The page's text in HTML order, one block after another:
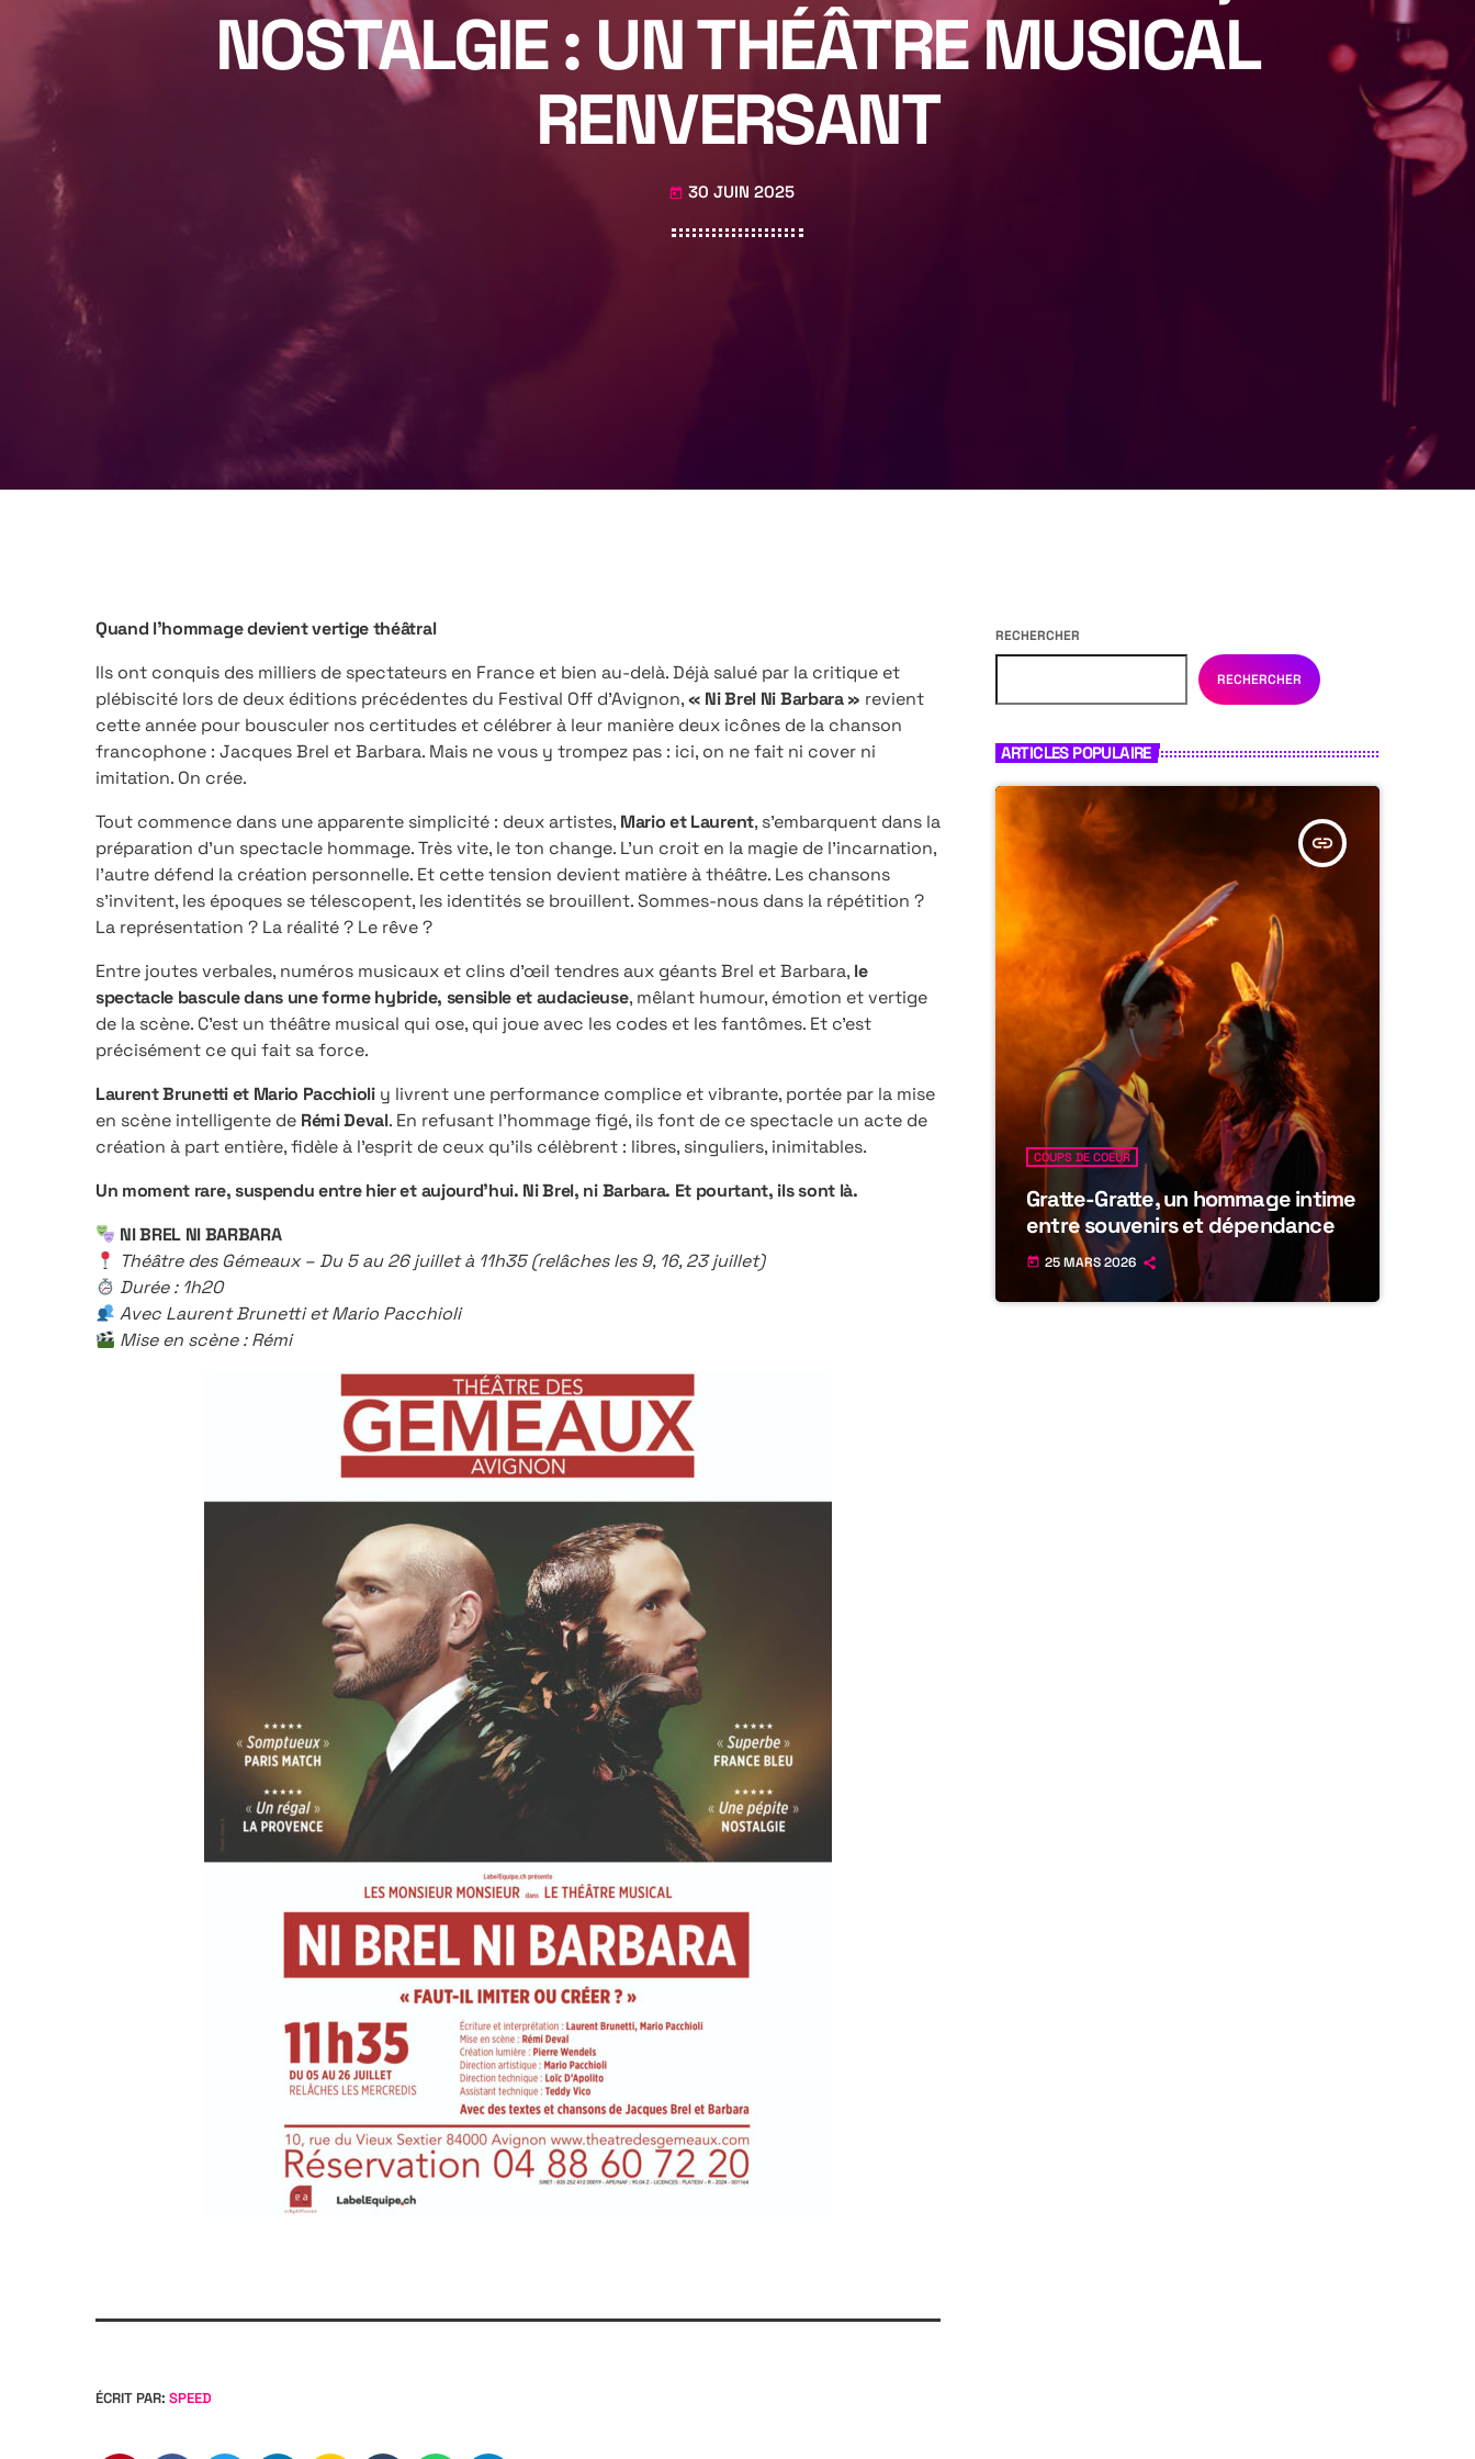
NOSTALGIE : UN THÉÂTRE MUSICAL
RENVERSANT
today 30 JUIN 2025
Quand l’hommage devient vertige théâtral
Ils ont conquis des milliers de spectateurs en France et bien au-delà. Déjà salué par la critique et
plébiscité lors de deux éditions précédentes du Festival Off d’Avignon,« Ni Brel Ni Barbara » revient
cette année pour bousculer nos certitudes et célébrer à leur manière deux icônes de la chanson
francophone : Jacques Brel et Barbara. Mais ne vous y trompez pas : ici, on ne fait ni cover ni
imitation. On crée.
Tout commence dans une apparente simplicité : deux artistes, Mario et Laurent, s’embarquent dans la
préparation d’un spectacle hommage. Très vite, le ton change. L’un croit en la magie de l’incarnation,
l’autre défend la création personnelle. Et cette tension devient matière à théâtre. Les chansons
s’invitent, les époques se télescopent, les identités se brouillent. Sommes-nous dans la répétition ?
La représentation ? La réalité ? Le rêve ?
Entre joutes verbales, numéros musicaux et clins d’œil tendres aux géants Brel et Barbara, le
spectacle bascule dans une forme hybride, sensible et audacieuse, mêlant humour, émotion et vertige
de la scène. C’est un théâtre musical qui ose, qui joue avec les codes et les fantômes. Et c’est
précisément ce qui fait sa force.
Laurent Brunetti et Mario Pacchioliy livrent une performance complice et vibrante, portée par la mise
en scène intelligente de Rémi Deval. En refusant l’hommage figé, ils font de ce spectacle un acte de
création à part entière, fidèle à l’esprit de ceux qu’ils célèbrent : libres, singuliers, inimitables.
Un moment rare, suspendu entre hier et aujourd’hui. Ni Brel, ni Barbara. Et pourtant, ils sont là.
NI BREL NI BARBARA
Théâtre des Gémeaux – Du 5 au 26 juillet à 11h35 (relâches les 9, 16, 23 juillet)
Durée : 1h20
Avec Laurent Brunetti et Mario Pacchioli
Mise en scène : Rémi
ÉCRIT PAR: SPEED
RECHERCHER
RECHERCHER
ARTICLES POPULAIRE
insert_link
COUPS DE COEUR
Gratte-Gratte, un hommage intime
entre souvenirs et dépendance
today 25 MARS 2026